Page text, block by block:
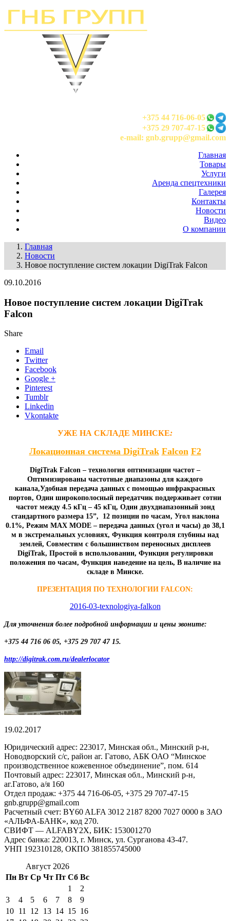
+375 44 716-06-05
+375 29 707-47-15
e-mail: gnb.grupp@gmail.com
Главная
Товары
Услуги
Аренда спецтехники
Галерея
Контакты
Новости
Видео
О компании
Главная
Новости
Новое поступление систем локации DigiTrak Falcon
09.10.2016
Новое поступление систем локации DigiTrak
Falcon
Share
Email
Twitter
Facebook
Google +
Pinterest
Tumblr
Linkedin
Vkontakte
УЖЕ НА СКЛАДЕ МИНСКЕ:
Локационная система DigiTrak Falcon F2
DigiTrak Falcon – технология оптимизации частот –
Оптимизированы частотные диапазоны для каждого
канала,Удобная передача данных с помощью инфракрасных
портов, Один широкополосный передатчик поддерживает сотни
частот между 4.5 кГц – 45 кГц, Один двухдиапазонный зонд
стандартного размера 15”, 12 позиции по часам, Угол наклона
0.1%, Режим MAX MODE – передача данных (угол и часы) до 38,1
м в экстремальных условиях, Функция контроля глубины над
землей, Совместим с большинством переносных дисплеев
DigiTrak, Простой в использовании, Функция регулировки
положения по часам, Функция наведение на цель, В наличие на
складе в Минске.
ПРЕЗЕНТАЦИЯ ПО ТЕХНОЛОГИИ FALCON:
2016-03-texnologiya-falkon
​Для уточнения более подробной информации и цены звоните:
+375 44 716 06 05, +375 29 707 47 15.
http://digitrak.com.ru/dealerlocator
19.02.2017
Юридический адрес: 223017, Минская обл., Минский р-н,
Новодворский с/с, район аг. Гатово, АБК ОАО “Минское
производственное кожевенное объединение”, пом. 614
Почтовый адрес: 223017, Минская обл., Минский р-н,
аг.Гатово, а/я 160
Отдел продаж: +375 44 716-06-05, +375 29 707-47-15
gnb.grupp@gmail.com
Расчетный счет: BY60 ALFA 3012 2187 8200 7027 0000 в ЗАО
«АЛЬФА-БАНК», код 270.
СВИФТ — ALFABY2X, БИК: 153001270
Адрес банка: 220013, г. Минск, ул. Сурганова 43-47.
УНП 192310128, ОКПО 381855745000
Август 2026
Пн Вт Ср Чт Пт Сб Вс
1
2
3
4 5 6 7 8
9
10 11 12 13 14 15 16